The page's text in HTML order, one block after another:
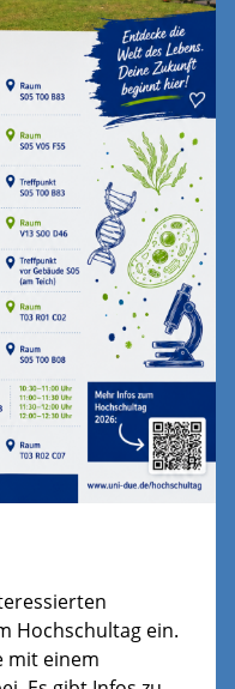
Hochschultag ein.
mit einem